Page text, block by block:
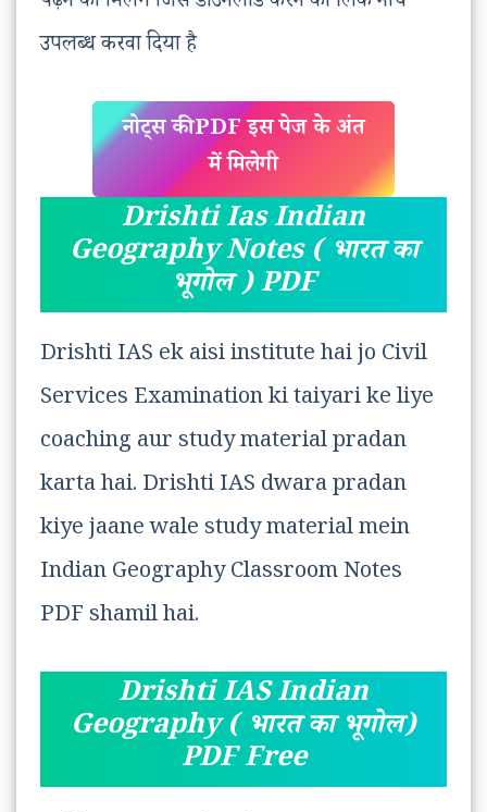
उपलब्ध करवा दिया है
नोट्स की PDF इस पेज के अंत
में मिलेगी
Drishti Ias Indian
Geography Notes ( भारत का
भूगोल ) PDF
Drishti IAS ek aisi institute hai jo Civil
Services Examination ki taiyari ke liye
coaching aur study material pradan
karta hai. Drishti IAS dwara pradan
kiye jaane wale study material mein
Indian Geography Classroom Notes
PDF shamil hai.
Drishti IAS Indian
Geography ( भारत का भूगोल)
PDF Free